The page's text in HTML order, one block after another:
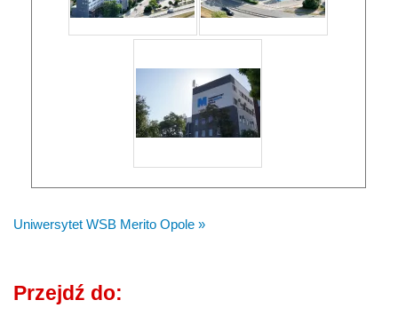
Uniwersytet WSB Merito Opole »
Przejdź do: